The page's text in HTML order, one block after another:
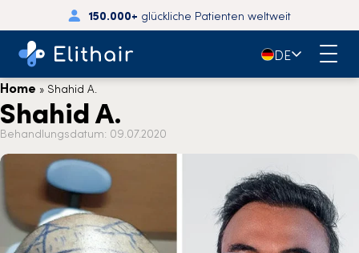
150.000+ glückliche Patienten weltweit
🇩🇪DE
Home » Shahid A.
Shahid A.
Behandlungsdatum: 09.07.2020